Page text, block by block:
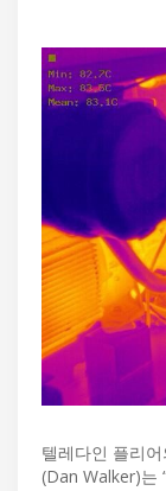
텔레다인 플리
(Dan Walker)는